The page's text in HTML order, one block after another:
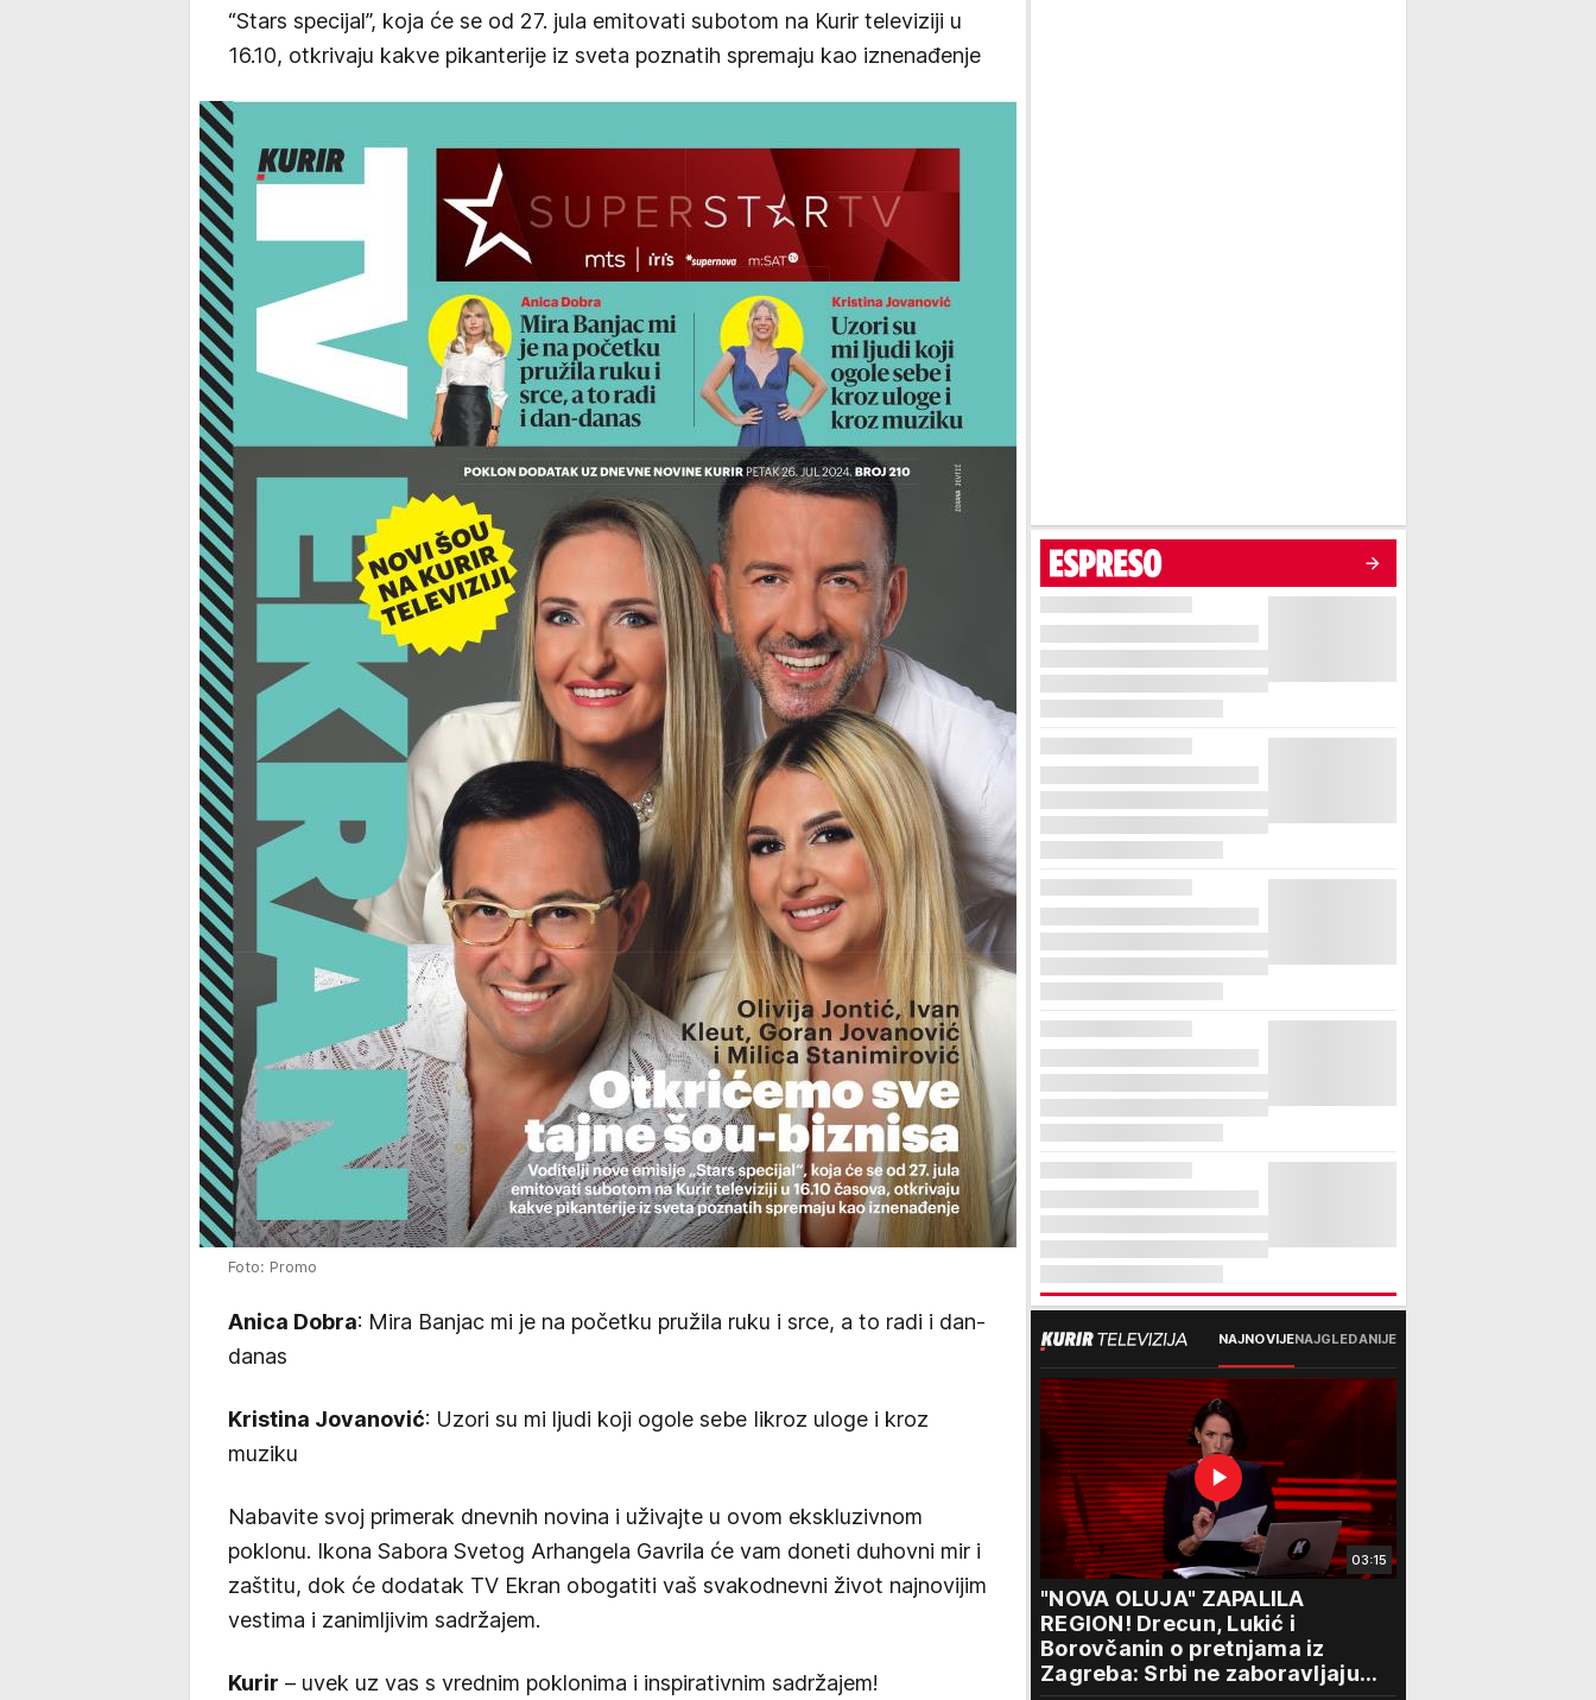
“Stars specijal”, koja će se od 27. jula emitovati subotom na Kurir televiziji u
16.10, otkrivaju kakve pikanterije iz sveta poznatih spremaju kao iznenađenje
Foto: Promo
Anica Dobra: Mira Banjac mi je na početku pružila ruku i srce, a to radi i dan-
danas
Kristina Jovanović: Uzori su mi ljudi koji ogole sebe Iikroz uloge i kroz
muziku
Nabavite svoj primerak dnevnih novina i uživajte u ovom ekskluzivnom
poklonu. Ikona Sabora Svetog Arhangela Gavrila će vam doneti duhovni mir i
zaštitu, dok će dodatak TV Ekran obogatiti vaš svakodnevni život najnovijim
vestima i zanimljivim sadržajem.
Kurir – uvek uz vas s vrednim poklonima i inspirativnim sadržajem!
NAJNOVIJENAJGLEDANIJE
03:15
"NOVA OLUJA" ZAPALILA
REGION! Drecun, Lukić i
Borovčanin o pretnjama iz
Zagreba: Srbi ne zaboravljaju